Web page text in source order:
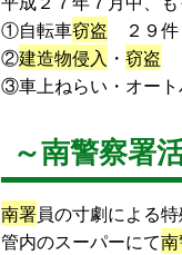
①自転車窃盗 ２９件
②建造物侵入 ・ 窃盗
③車上ねらい・オート
～南警察署
南署員の寸劇による
管内のスーパーにて